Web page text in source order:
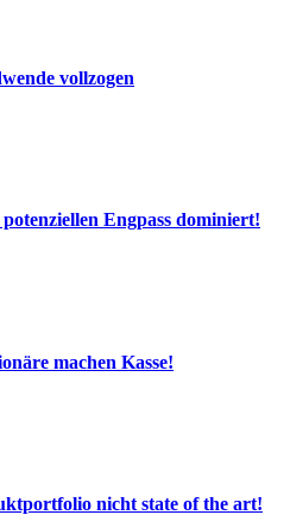
vollzogen
Engpass dominiert!
machen Kasse!
nicht state of the art!